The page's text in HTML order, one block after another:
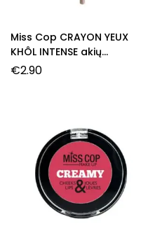
Miss Cop CRAYON YEUX
KHÔL INTENSE akių
pieštukas, 28- Taupe, 1,5 g.
€2.90